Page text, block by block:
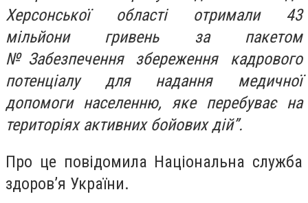
Херсонської області отримали 43
мільйони гривень за пакетом
№Забезпечення збереження кадрового
потенціалу для надання медичної
допомоги населенню, яке перебуває на
територіях активних бойових дій”.
Про це повідомила Національна служба
здоров’я України.